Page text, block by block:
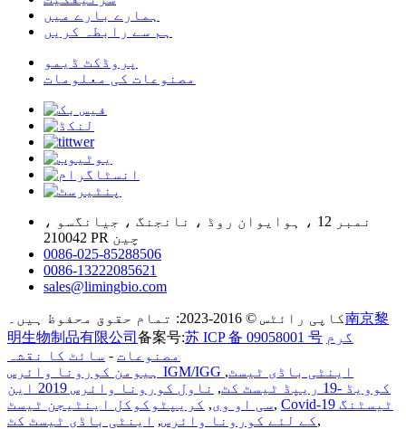
ہمارے بارے میں
ہم سے رابطہ کریں
پروڈکٹ ڈیمو
مصنوعات کی معلومات
نمبر 12 ، ہوایوان روڈ ، نانجنگ ، جیانگسو ،
210042 PR چین
0086-025-85288506
0086-13222085621
sales@limingbio.com
کاپی رائٹس © 2016-2023: تمام حقوق محفوظ ہیں۔南京黎
明生物制品有限公司 备案号:苏 ICP 备 09058001 号 گرم
مصنوعات - سائٹ کا نقشہ
ہیومن کورونا وائرس IGM/IGG اینٹی باڈی ٹیسٹ,
کوویڈ -19 ریپڈ ٹیسٹ کٹ
,
ناول کورونا وائرس 2019 این
سی او وی, کریپٹوکوکل اینٹیجن ٹیسٹ , Covid-19 ٹیسٹنگ
کے لئے کورونا وائرس, اینٹی باڈی ٹیسٹ کٹ ,